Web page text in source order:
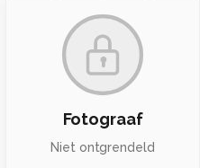
Fotograaf
Niet ontgrendeld